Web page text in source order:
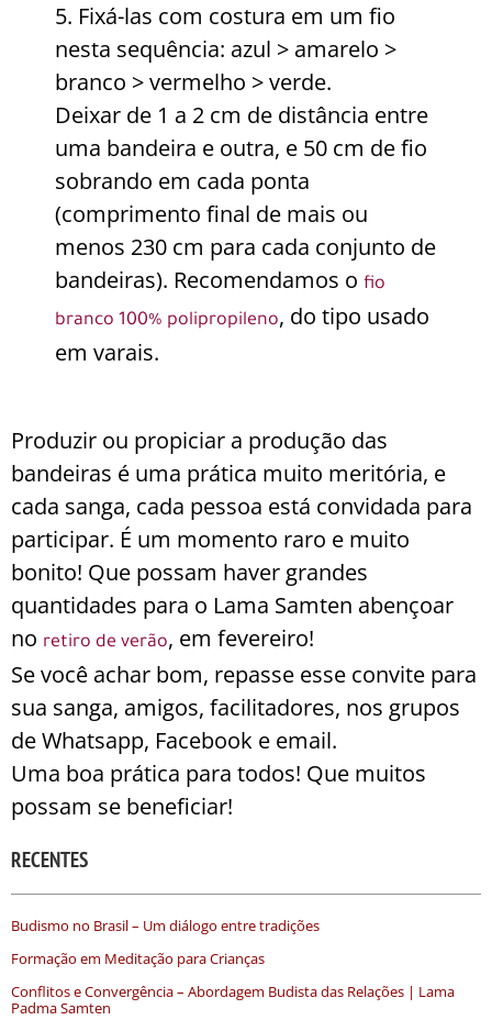
5. Fixá-las com costura em um fio
nesta sequência: azul > amarelo >
branco > vermelho > verde.
Deixar de 1 a 2 cm de distância entre
uma bandeira e outra, e 50 cm de fio
sobrando em cada ponta
(comprimento final de mais ou
menos 230 cm para cada conjunto de
bandeiras). Recomendamos o fio
branco 100% polipropileno, do tipo usado
em varais.
Produzir ou propiciar a produção das
bandeiras é uma prática muito meritória, e
cada sanga, cada pessoa está convidada para
participar. É um momento raro e muito
bonito! Que possam haver grandes
quantidades para o Lama Samten abençoar
no retiro de verão, em fevereiro!
Se você achar bom, repasse esse convite para
sua sanga, amigos, facilitadores, nos grupos
de Whatsapp, Facebook e email.
Uma boa prática para todos! Que muitos
possam se beneficiar!
RECENTES
Budismo no Brasil – Um diálogo entre tradições
Formação em Meditação para Crianças
Conflitos e Convergência – Abordagem Budista das Relações | Lama
Padma Samten